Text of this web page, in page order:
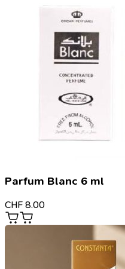
Parfum Blanc 6 ml
CHF 8.00